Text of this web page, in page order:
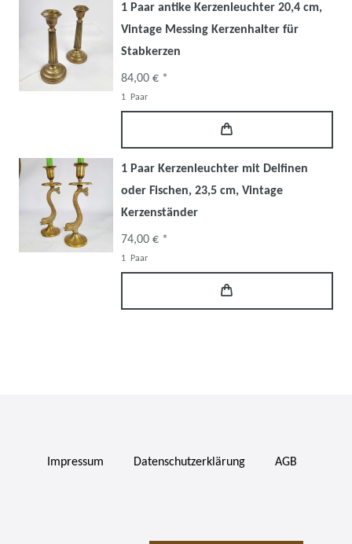
1 Paar antike Kerzenleuchter 20,4 cm,
Vintage Messing Kerzenhalter für
Stabkerzen
84,00 € *
1 Paar
1 Paar Kerzenleuchter mit Delfinen
oder Fischen, 23,5 cm, Vintage
Kerzenständer
74,00 € *
1 Paar
Impressum Daten­schutz­erklärung AGB